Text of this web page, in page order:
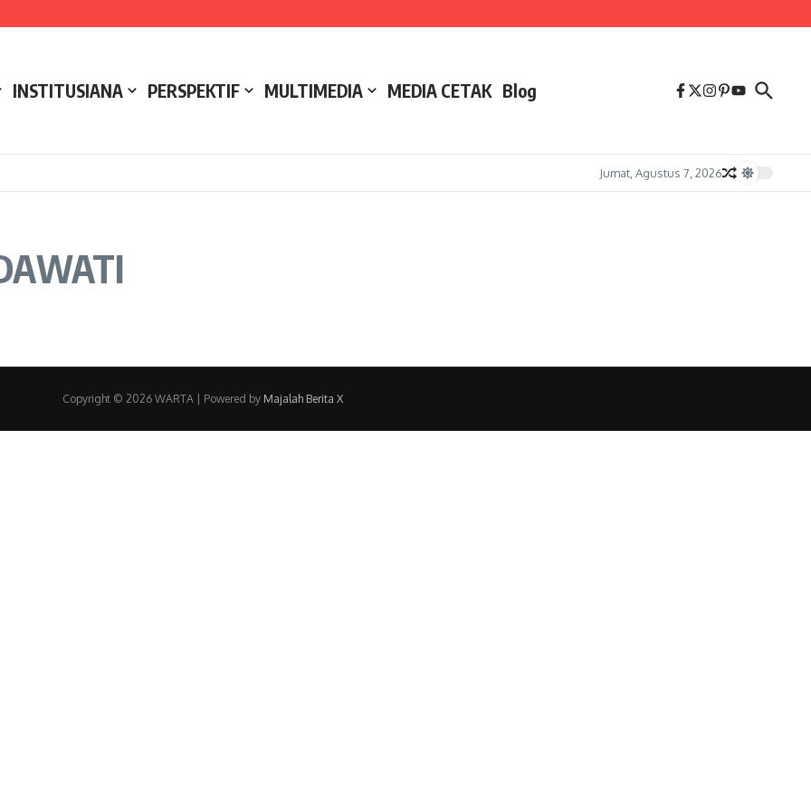
INSTITUSIANA PERSPEKTIF MULTIMEDIA MEDIA CETAK Blog
Jumat, Agustus 7, 2026
Copyright © 2026 WARTA | Powered by Majalah Berita X